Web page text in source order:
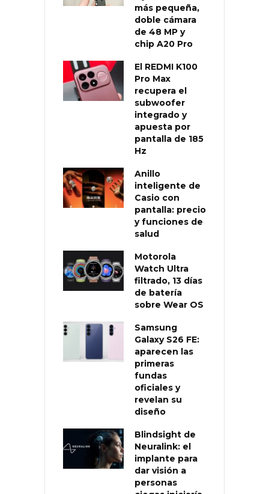
más pequeña,
doble cámara
de 48 MP y
chip A20 Pro
El REDMI K100
Pro Max
recupera el
subwoofer
integrado y
apuesta por
pantalla de 185
Hz
Anillo
inteligente de
Casio con
pantalla: precio
y funciones de
salud
Motorola
Watch Ultra
filtrado, 13 días
de batería
sobre Wear OS
Samsung
Galaxy S26 FE:
aparecen las
primeras
fundas
oficiales y
revelan su
diseño
Blindsight de
Neuralink: el
implante para
dar visión a
personas